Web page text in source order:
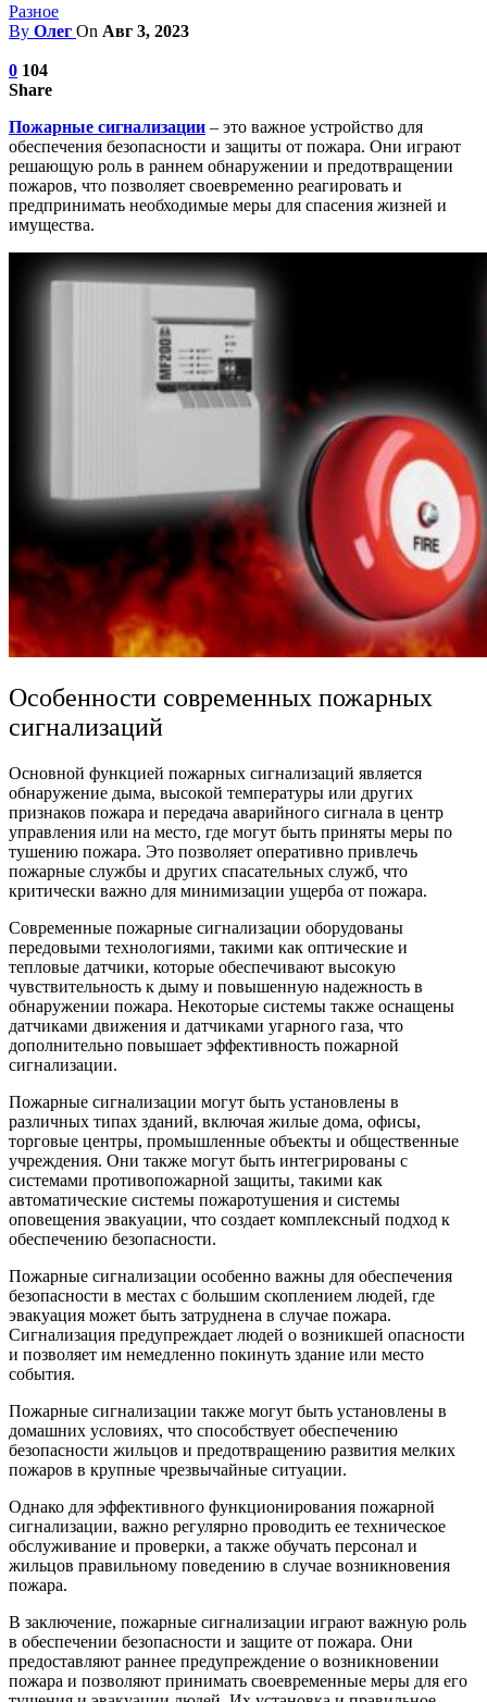
Разное
By Олег On Авг 3, 2023
0 104
Share
Пожарные сигнализации – это важное устройство для
обеспечения безопасности и защиты от пожара. Они играют
решающую роль в раннем обнаружении и предотвращении
пожаров, что позволяет своевременно реагировать и
предпринимать необходимые меры для спасения жизней и
имущества.
Особенности современных пожарных
сигнализаций
Основной функцией пожарных сигнализаций является
обнаружение дыма, высокой температуры или других
признаков пожара и передача аварийного сигнала в центр
управления или на место, где могут быть приняты меры по
тушению пожара. Это позволяет оперативно привлечь
пожарные службы и других спасательных служб, что
критически важно для минимизации ущерба от пожара.
Современные пожарные сигнализации оборудованы
передовыми технологиями, такими как оптические и
тепловые датчики, которые обеспечивают высокую
чувствительность к дыму и повышенную надежность в
обнаружении пожара. Некоторые системы также оснащены
датчиками движения и датчиками угарного газа, что
дополнительно повышает эффективность пожарной
сигнализации.
Пожарные сигнализации могут быть установлены в
различных типах зданий, включая жилые дома, офисы,
торговые центры, промышленные объекты и общественные
учреждения. Они также могут быть интегрированы с
системами противопожарной защиты, такими как
автоматические системы пожаротушения и системы
оповещения эвакуации, что создает комплексный подход к
обеспечению безопасности.
Пожарные сигнализации особенно важны для обеспечения
безопасности в местах с большим скоплением людей, где
эвакуация может быть затруднена в случае пожара.
Сигнализация предупреждает людей о возникшей опасности
и позволяет им немедленно покинуть здание или место
события.
Пожарные сигнализации также могут быть установлены в
домашних условиях, что способствует обеспечению
безопасности жильцов и предотвращению развития мелких
пожаров в крупные чрезвычайные ситуации.
Однако для эффективного функционирования пожарной
сигнализации, важно регулярно проводить ее техническое
обслуживание и проверки, а также обучать персонал и
жильцов правильному поведению в случае возникновения
пожара.
В заключение, пожарные сигнализации играют важную роль
в обеспечении безопасности и защите от пожара. Они
предоставляют раннее предупреждение о возникновении
пожара и позволяют принимать своевременные меры для его